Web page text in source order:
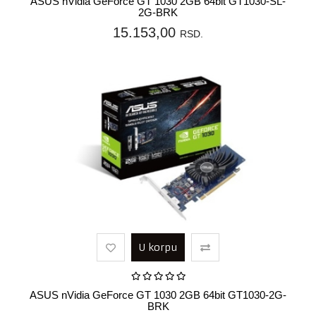
2G-BRK
15.153,00 RSD.
U korpu
ASUS nVidia GeForce GT 1030 2GB 64bit GT1030-2G-
BRK